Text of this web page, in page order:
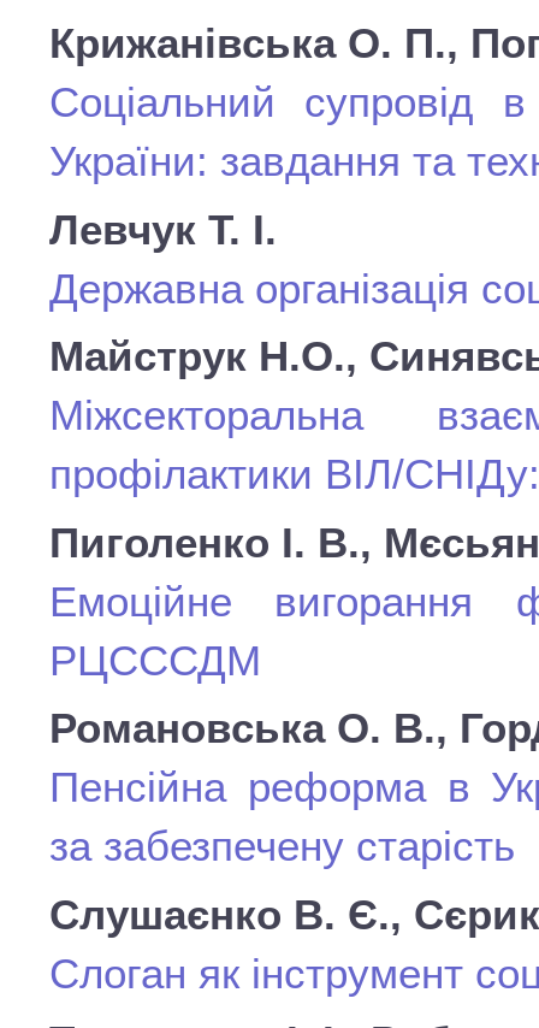
Крижанівська О. П.,
Соціальний супровід
України: завдання та
Левчук Т. І.
Державна організація
Майструк Н.О.,
Міжсекторальна
профілактики ВІЛ/СНІДу:
Пиголенко І. В.,
Емоційне вигорання
РЦСССДМ
Романовська О. В.,
Пенсійна реформа в
за забезпечену старість
Слушаєнко В. Є.,
Слоган як інструмент